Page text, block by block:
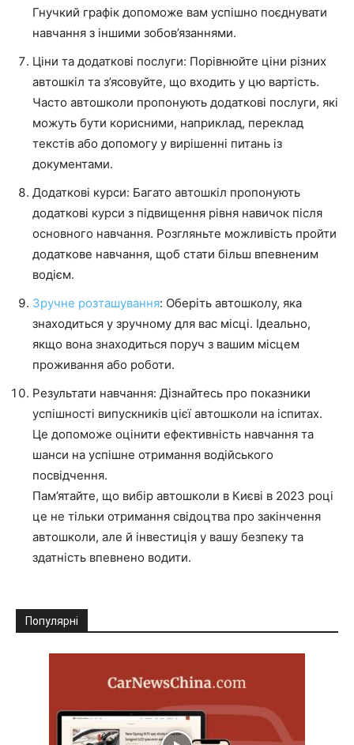
Гнучкий графік допоможе вам успішно поєднувати
навчання з іншими зобов’язаннями.
Ціни та додаткові послуги: Порівнюйте ціни різних
автошкіл та з’ясовуйте, що входить у цю вартість.
Часто автошколи пропонують додаткові послуги, які
можуть бути корисними, наприклад, переклад
текстів або допомогу у вирішенні питань із
документами.
Додаткові курси: Багато автошкіл пропонують
додаткові курси з підвищення рівня навичок після
основного навчання. Розгляньте можливість пройти
додаткове навчання, щоб стати більш впевненим
водієм.
Зручне розташування: Оберіть автошколу, яка
знаходиться у зручному для вас місці. Ідеально,
якщо вона знаходиться поруч з вашим місцем
проживання або роботи.
Результати навчання: Дізнайтесь про показники
успішності випускників цієї автошколи на іспитах.
Це допоможе оцінити ефективність навчання та
шанси на успішне отримання водійського
посвідчення.
Пам’ятайте, що вибір автошколи в Києві в 2023 році
це не тільки отримання свідоцтва про закінчення
автошколи, але й інвестиція у вашу безпеку та
здатність впевнено водити.
Популярні